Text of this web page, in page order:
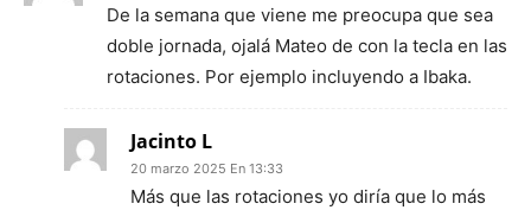
De la semana que viene me preocupa que sea
doble jornada, ojalá Mateo de con la tecla en las
rotaciones. Por ejemplo incluyendo a Ibaka.
Jacinto L
20 marzo 2025 En 13:33
Más que las rotaciones yo diría que lo más